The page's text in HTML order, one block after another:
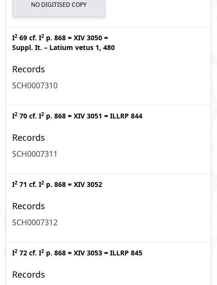
NO DIGITISED COPY
I2 69 cf. I2 p. 868 = XIV 3050 =
Suppl. It. – Latium vetus 1, 480
Records
SCH0007310
I2 70 cf. I2 p. 868 = XIV 3051 = ILLRP 844
Records
SCH0007311
I2 71 cf. I2 p. 868 = XIV 3052
Records
SCH0007312
I2 72 cf. I2 p. 868 = XIV 3053 = ILLRP 845
Records